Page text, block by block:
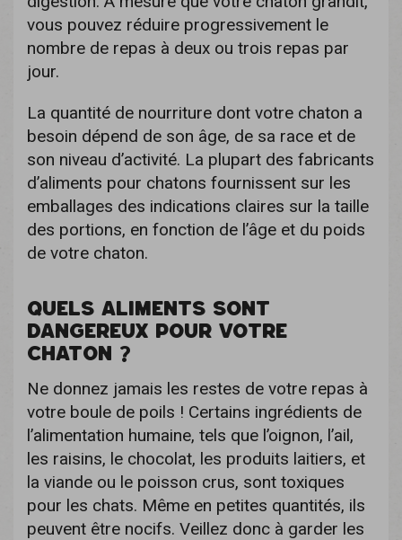
vous pouvez réduire progressivement le
nombre de repas à deux ou trois repas par
jour.
La quantité de nourriture dont votre chaton a
besoin dépend de son âge, de sa race et de
son niveau d’activité. La plupart des fabricants
d’aliments pour chatons fournissent sur les
emballages des indications claires sur la taille
des portions, en fonction de l’âge et du poids
de votre chaton.
QUELS ALIMENTS SONT
DANGEREUX POUR VOTRE
CHATON ?
Ne donnez jamais les restes de votre repas à
votre boule de poils ! Certains ingrédients de
l’alimentation humaine, tels que l’oignon, l’ail,
les raisins, le chocolat, les produits laitiers, et
la viande ou le poisson crus, sont toxiques
pour les chats. Même en petites quantités, ils
peuvent être nocifs. Veillez donc à garder les